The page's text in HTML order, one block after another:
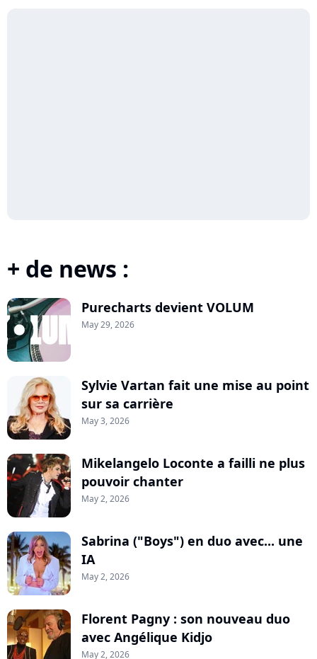
+ de news :
Purecharts devient VOLUM
May 29, 2026
Sylvie Vartan fait une mise au point
sur sa carrière
May 3, 2026
Mikelangelo Loconte a failli ne plus
pouvoir chanter
May 2, 2026
Sabrina ("Boys") en duo avec... une
IA
May 2, 2026
Florent Pagny : son nouveau duo
avec Angélique Kidjo
May 2, 2026